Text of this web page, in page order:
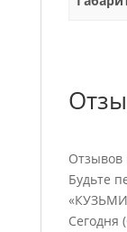
Отзывов
Будьте
Сегодня